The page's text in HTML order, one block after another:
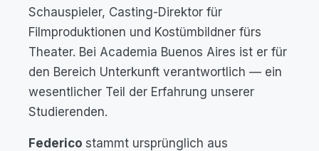
Schauspieler, Casting-Direktor für
Filmproduktionen und Kostümbildner fürs
Theater. Bei Academia Buenos Aires ist er für
den Bereich Unterkunft verantwortlich — ein
wesentlicher Teil der Erfahrung unserer
Studierenden.
Federico stammt ursprünglich aus